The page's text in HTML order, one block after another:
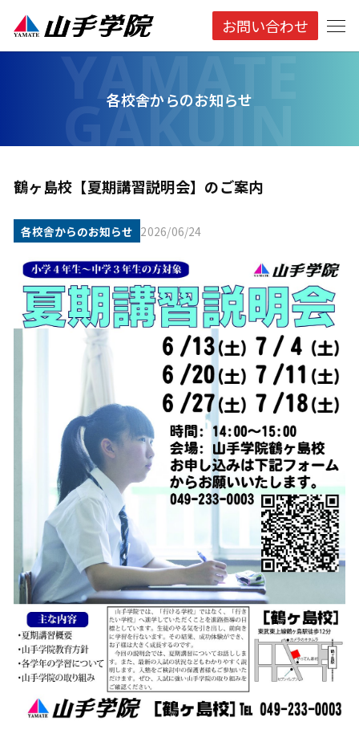
お問い合わせ
各校舎からのお知らせ
鶴ヶ島校【夏期講習説明会】のご案内
各校舎からのお知らせ 2026/06/24